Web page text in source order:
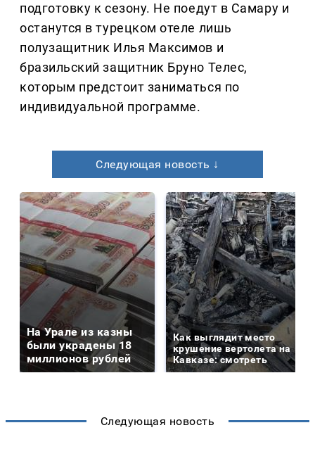
подготовку к сезону. Не поедут в Самару и
останутся в турецком отеле лишь
полузащитник Илья Максимов и
бразильский защитник Бруно Телес,
которым предстоит заниматься по
индивидуальной программе.
Следующая новость ↓
На Урале из казны
были украдены 18
миллионов рублей
Как выглядит место
крушение вертолета на
Кавказе: смотреть
Следующая новость